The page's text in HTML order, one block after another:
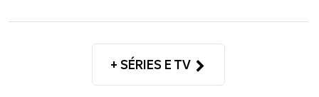
+ SÉRIES E TV